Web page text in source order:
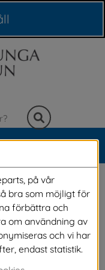
eller
du bygglov
på vår
bra som möjligt för
förbättra och
om användning av
och vi har
endast statistik.